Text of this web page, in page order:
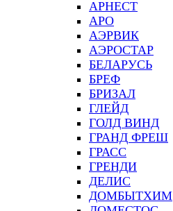
АРНЕСТ
АРО
АЭРВИК
АЭРОСТАР
БЕЛАРУСЬ
БРЕФ
БРИЗАЛ
ГЛЕЙД
ГОЛД ВИНД
ГРАНД ФРЕШ
ГРАСС
ГРЕНДИ
ДЕЛИС
ДОМБЫТХИМ